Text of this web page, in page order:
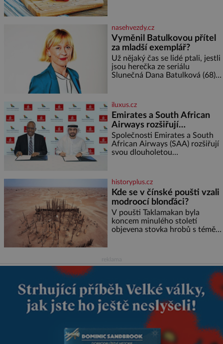
potřebujete: ✿ 1/4 ledového
nebo jiného salátu (římský salát,
polníček…) ✿ 1 malá konzerva
kukuřice ✿ ½ okurky ✿ 2
rajčata Zálivka: ✿ 4 lžíce
olivového oleje ✿ 1 lžíci
citronové šťávy ✿ ½ stroužku
nasehvezdy.cz
Vyměnil Batulkovou přítel
za mladší exemplář?
Už nějaký čas se lidé ptali, jestli
jsou herečka ze seriálu
Slunečná Dana Batulková (68) a
od sebe přítele od samého
začátku odhán
iluxus.cz
Emirates a South African
Airways rozšiřují
partnerství. Cestujícím
nově zpřístupní dalších
devět destinací v jižní a
Společnosti Emirates a South
African Airways (SAA) rozšiřují
svou dlouholetou
cestujícím devět dalších
destinací v jižní a střední Africe
a u
historyplus.cz
Kde se v čínské poušti vzali
modroocí blonďáci?
V poušti Taklamakan byla
koncem minulého století
objevena stovka hrobů s téměř
modrou filcovou čapkou, z níž
se draly blonďaté vlásky. Fakt,
že jsou těla dávných lidí
nesmírně dobře zachovalá,
přičítají odborníci zdejším
klimatickým podmínkám.
Sucho, prosolené písky a
extrémně